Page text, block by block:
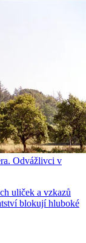
Odvážlivci v
uliček a vzkazů
blokují hluboké